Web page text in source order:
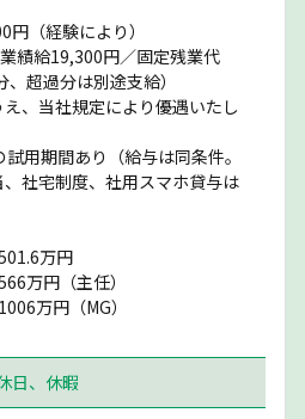
（経験により）
績給19,300円／固定残業代
超過分は別途支給）
、当社規定により優遇いたし
用期間あり（給与は同条件。
社宅制度、社用スマホ貸与は
万円
万円（主任）
万円（MG）
日、休暇